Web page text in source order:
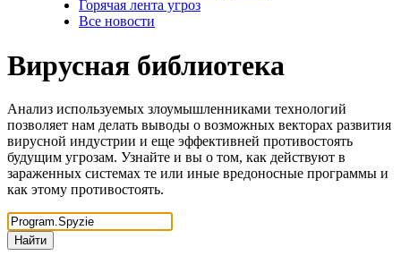
Горячая лента угроз
Все новости
Вирусная библиотека
Анализ используемых злоумышленниками технологий
позволяет нам делать выводы о возможных векторах развития
вирусной индустрии и еще эффективней противостоять
будущим угрозам. Узнайте и вы о том, как действуют в
зараженных системах те или иные вредоносные программы и
как этому противостоять.
Найти